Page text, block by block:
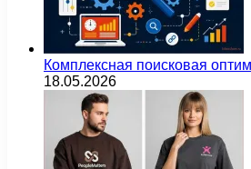
Комплексная поисковая
18.05.2026